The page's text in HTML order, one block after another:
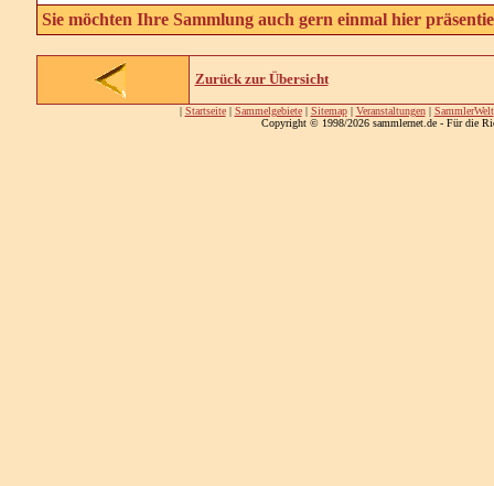
Sie möchten Ihre Sammlung auch gern einmal hier
Zurück zur Übersicht
| Startseite| Sammelgebiete| Sitemap| Veranstaltungen| SammlerWelt
Copyright © 1998/2026 sammlernet.de - Für die